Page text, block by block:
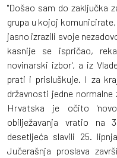
"Došao sam do zaključka
grupa u kojoj
jasno izrazili svoje
kasnije se ispričao,
novinarski izbor', a iz
prati i prisluškuje. I za
državnosti jedne
Hrvatska je očito
obilježavanja vratio na
desetljeća slavili 25.
Jučerašnja proslava